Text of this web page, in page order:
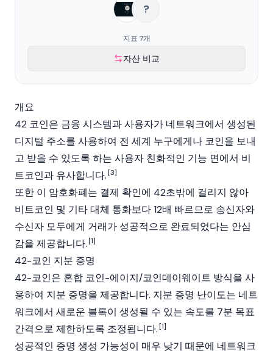
?
지표 7개
자산 비교
개요
42 코인은 금융 시스템과 사용자가 네트워크에서 생성된
디지털 주소를 사용하여 전 세계 누구에게나 코인을 보내
고 받을 수 있도록 하는 사용자 친화적인 기능 면에서 비
트코인과 유사합니다.[3]
또한 이 암호화폐는 결제 확인에 42초밖에 걸리지 않아
비트코인 및 기타 대체 통화보다 12배 빠르므로 송신자와
수신자 모두에게 거래가 성공적으로 완료되었다는 안심
감을 제공합니다.[1]
42-코인 지분 증명
42-코인은 혼합 코인-에이지/코인데이웨이트 방식을 사
용하여 지분 증명을 제공합니다. 지분 증명 난이도는 네트
워크에서 새로운 블록이 생성될 수 있는 속도를 7분 목표
간격으로 제한하도록 조정됩니다.[1]
성공적인 증명 생성 가능성이 매우 낮기 때문에 네트워크